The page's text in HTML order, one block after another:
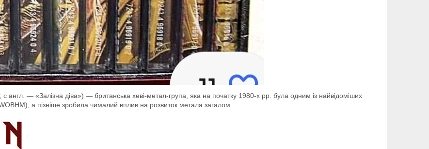
— «Залізна діва») — британська хеві-метал-група, яка на початку 1980-х рр. була одним із найвідоміших
а пізніше зробила чималий вплив на розвиток метала загалом.